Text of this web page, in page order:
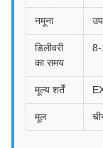
नमूना
डिलीवरी
का समय
8-
मूल्य शर्तें
मूल